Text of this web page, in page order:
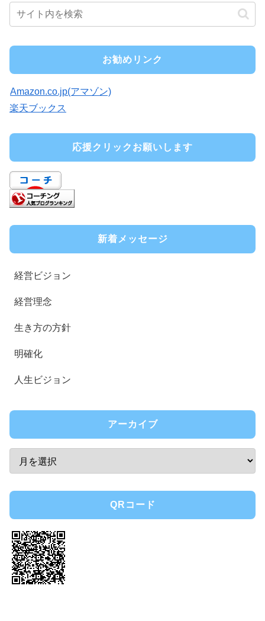
お勧めリンク
Amazon.co.jp(アマゾン)
楽天ブックス
応援クリックお願いします
新着メッセージ
経営ビジョン
経営理念
生き方の方針
明確化
人生ビジョン
アーカイブ
QRコード